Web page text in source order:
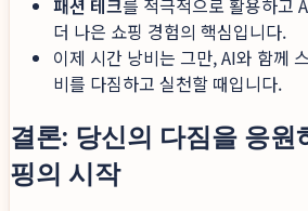
패션 테크를 적극적으로 활용하고
더 나은 쇼핑 경험의 핵심입니다.
이제 시간 낭비는 그만, AI와 함께
비를 다짐하고 실천할 때입니다.
결론: 당신의 다짐을 응원
핑의 시작